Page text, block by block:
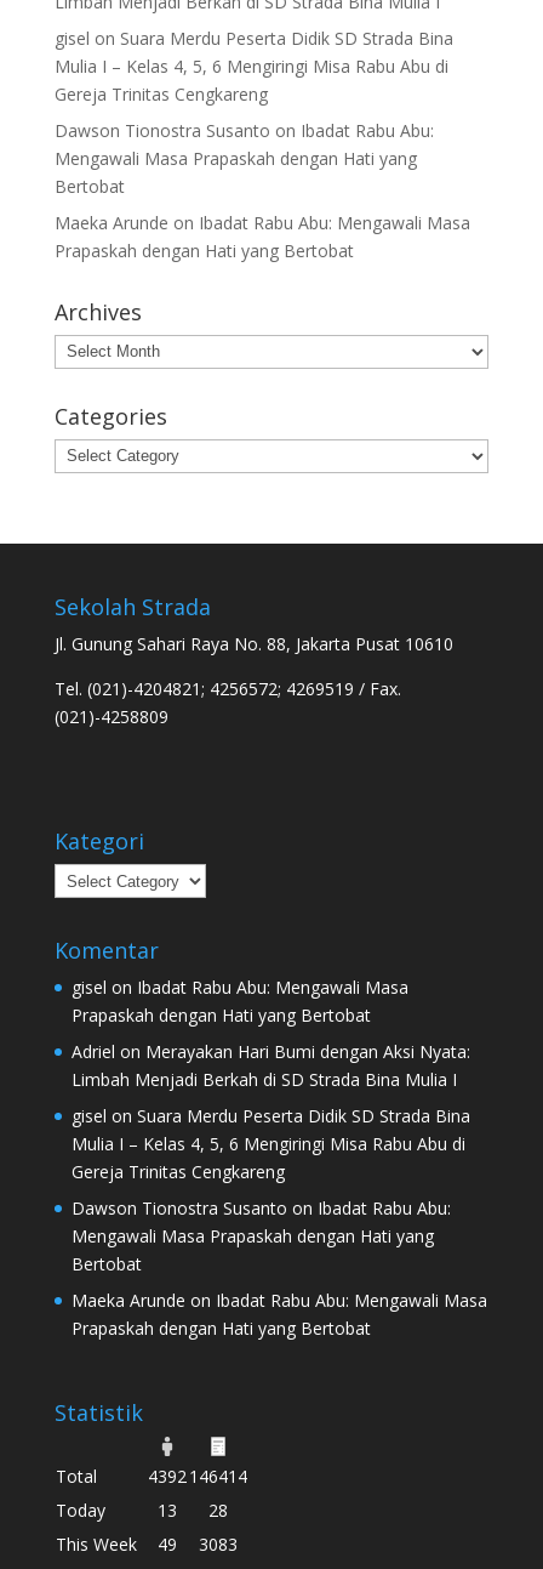
gisel on Suara Merdu Peserta Didik SD Strada Bina
Mulia I – Kelas 4, 5, 6 Mengiringi Misa Rabu Abu di
Gereja Trinitas Cengkareng
Dawson Tionostra Susanto on Ibadat Rabu Abu:
Mengawali Masa Prapaskah dengan Hati yang
Bertobat
Maeka Arunde on Ibadat Rabu Abu: Mengawali Masa
Prapaskah dengan Hati yang Bertobat
Archives
Archives
Categories
Categories
Sekolah Strada
Jl. Gunung Sahari Raya No. 88, Jakarta Pusat 10610
Tel. (021)-4204821; 4256572; 4269519 / Fax.
(021)-4258809
Kategori
Kategori
Komentar
gisel on Ibadat Rabu Abu: Mengawali Masa
Prapaskah dengan Hati yang Bertobat
Adriel on Merayakan Hari Bumi dengan Aksi Nyata:
Limbah Menjadi Berkah di SD Strada Bina Mulia I
gisel on Suara Merdu Peserta Didik SD Strada Bina
Mulia I – Kelas 4, 5, 6 Mengiringi Misa Rabu Abu di
Gereja Trinitas Cengkareng
Dawson Tionostra Susanto on Ibadat Rabu Abu:
Mengawali Masa Prapaskah dengan Hati yang
Bertobat
Maeka Arunde on Ibadat Rabu Abu: Mengawali Masa
Prapaskah dengan Hati yang Bertobat
Statistik
Total 4392 146414
Today
13
28
This Week
49
3083